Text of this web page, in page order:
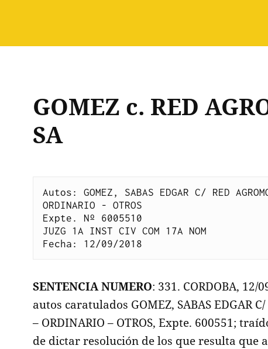
GOMEZ c. RED
SA
Autos: GOMEZ, SABAS EDGAR C/ RED
ORDINARIO - OTROS
Expte. Nº 6005510
JUZG 1A INST CIV COM 17A NOM
Fecha: 12/09/2018
SENTENCIA NUMERO: 331. CORDOBA, 12/
autos caratulados GOMEZ, SABAS EDGAR C/
– ORDINARIO – OTROS, Expte. 600551;
de dictar resolución de los que resulta que